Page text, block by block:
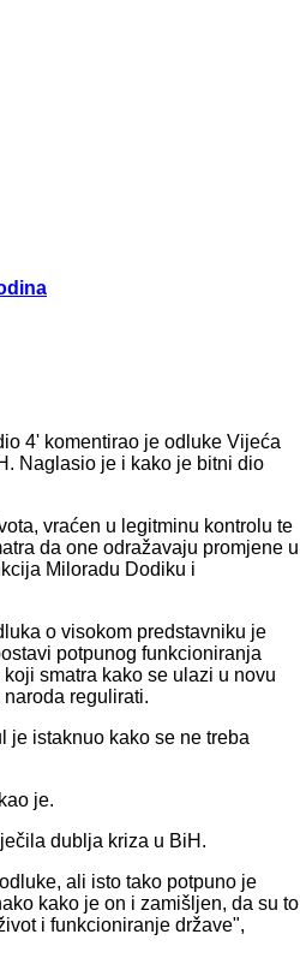
4' komentirao je odluke Vijeća
Naglasio je i kako je bitni dio
vraćen u legitminu kontrolu te
da one odražavaju promjene u
Miloradu Dodiku i
o visokom predstavniku je
potpunog funkcioniranja
smatra kako se ulazi u novu
regulirati.
je istaknuo kako se ne treba
je.
dublja kriza u BiH.
ali isto tako potpuno je
kako je on i zamišljen, da su to
i funkcioniranje države",